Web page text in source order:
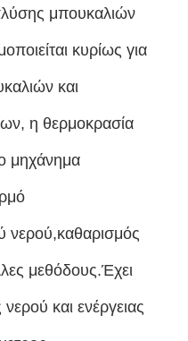
μπουκαλιών
κυρίως για
και
η θερμοκρασία
μηχάνημα
νερού,καθαρισμός
μεθόδους.Έχει
και ενέργειας